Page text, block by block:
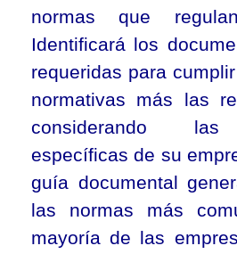
normas que
Identificará los
requeridas para
normativas más las
considerando las
específicas de su
guía documental
las normas más
mayoría de las